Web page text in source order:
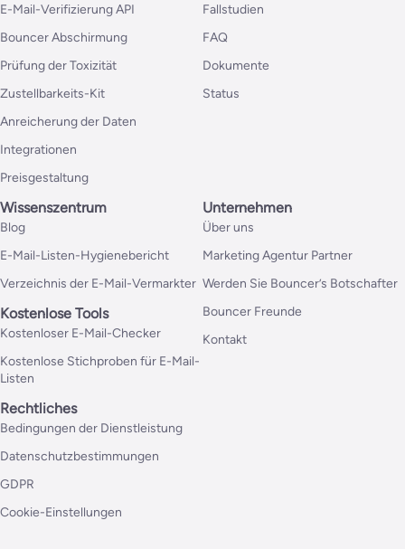
E-Mail-Verifizierung API
Bouncer Abschirmung
Prüfung der Toxizität
Zustellbarkeits-Kit
Anreicherung der Daten
Integrationen
Preisgestaltung
Fallstudien
FAQ
Dokumente
Status
Wissenszentrum
Blog
E-Mail-Listen-Hygienebericht
Verzeichnis der E-Mail-Vermarkter
Kostenlose Tools
Kostenloser E-Mail-Checker
Kostenlose Stichproben für E-Mail-
Listen
Unternehmen
Über uns
Marketing Agentur Partner
Werden Sie Bouncer’s Botschafter
Bouncer Freunde
Kontakt
Rechtliches
Bedingungen der Dienstleistung
Datenschutzbestimmungen
GDPR
Cookie-Einstellungen